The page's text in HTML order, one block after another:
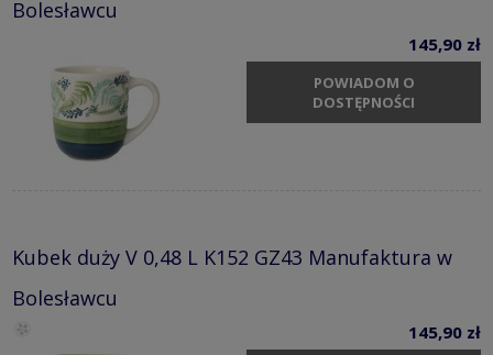
Bolesławcu
145,90 zł
POWIADOM O
DOSTĘPNOŚCI
Kubek duży V 0,48 L K152 GZ43 Manufaktura w
Bolesławcu
145,90 zł